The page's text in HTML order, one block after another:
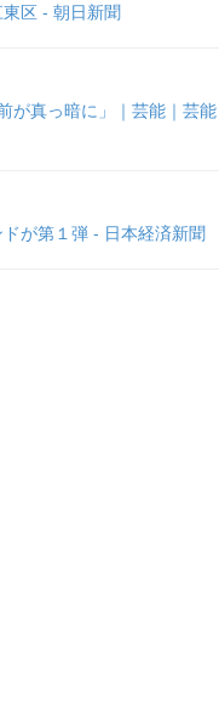
区 - 朝日新聞
が真っ暗に」｜芸能｜芸能
が第１弾 - 日本経済新聞